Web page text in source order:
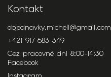
Kontakt
objednavky.michell@gmail.com
+421 917 683 349
Cez pracovné dni 8:00-14:30
Facebook